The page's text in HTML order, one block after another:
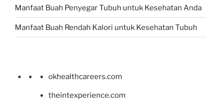
Manfaat Buah Penyegar Tubuh untuk Kesehatan Anda
Manfaat Buah Rendah Kalori untuk Kesehatan Tubuh
okhealthcareers.com
theintexperience.com